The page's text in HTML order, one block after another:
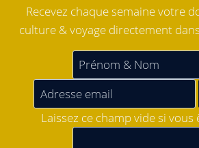
Recevez chaque semaine votre
culture & voyage directement
Laissez ce champ vide si vous